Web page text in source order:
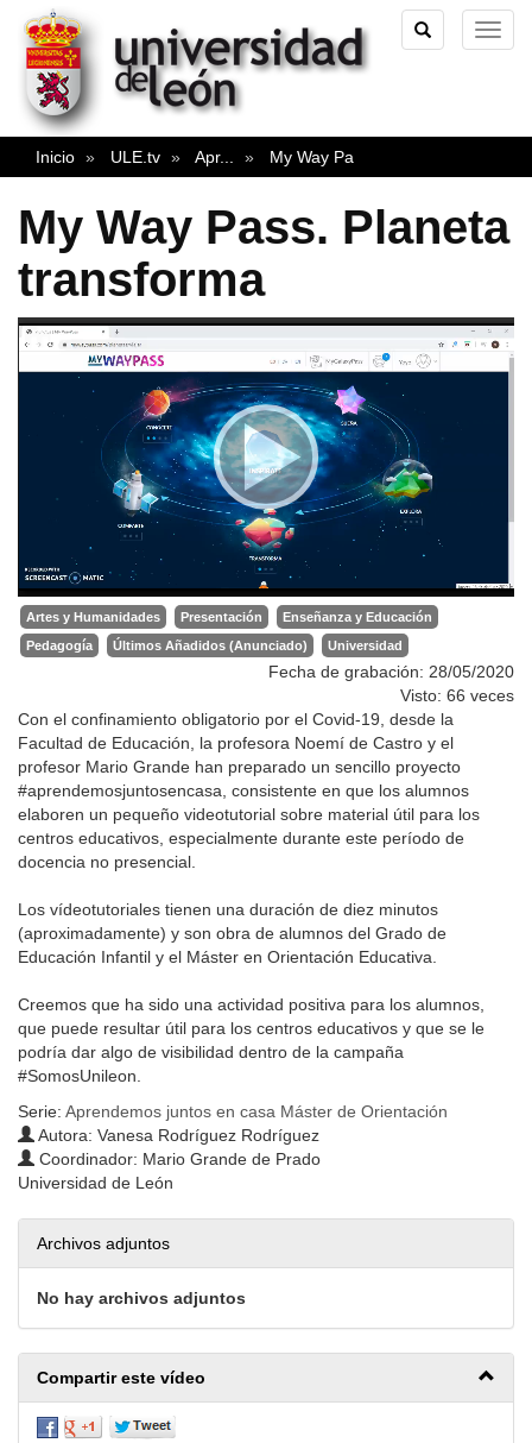
TOGGLE
SEARCH
Inicio ULE.tv Apr... My Way Pa
My Way Pass. Planeta
transforma
Artes y Humanidades Presentación
Enseñanza y Educación
Pedagogía
Últimos Añadidos (Anunciado) Universidad
Fecha de grabación: 28/05/2020
Visto: 66 veces
Con el confinamiento obligatorio por el Covid-19, desde la
Facultad de Educación, la profesora Noemí de Castro y el
profesor Mario Grande han preparado un sencillo proyecto
#aprendemosjuntosencasa, consistente en que los alumnos
elaboren un pequeño videotutorial sobre material útil para los
centros educativos, especialmente durante este período de
docencia no presencial.
Los vídeotutoriales tienen una duración de diez minutos
(aproximadamente) y son obra de alumnos del Grado de
Educación Infantil y el Máster en Orientación Educativa.
Creemos que ha sido una actividad positiva para los alumnos,
que puede resultar útil para los centros educativos y que se le
podría dar algo de visibilidad dentro de la campaña
#SomosUnileon.
Serie: Aprendemos juntos en casa Máster de Orientación
Autora: Vanesa Rodríguez Rodríguez
Coordinador: Mario Grande de Prado
Universidad de León
Archivos adjuntos
No hay archivos adjuntos
Compartir este vídeo